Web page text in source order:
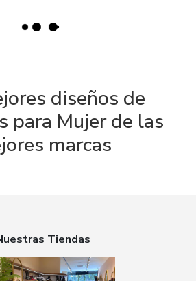
diseños de
para Mujer de las
marcas
Tiendas